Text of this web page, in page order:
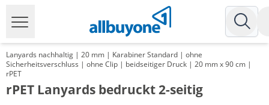
Lanyards nachhaltig | 20 mm | Karabiner Standard | ohne
Sicherheitsverschluss | ohne Clip | beidseitiger Druck | 20 mm x 90 cm |
rPET
rPET Lanyards bedruckt 2-seitig